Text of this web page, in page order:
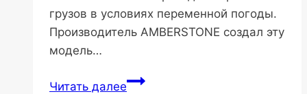
грузов в условиях переменной погоды.
Производитель AMBERSTONE создал эту
модель…
Читать далееAMBERSTONE